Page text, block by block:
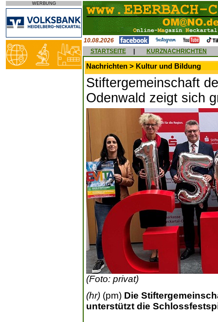
WERBUNG
10.08.2026
STARTSEITE
KURZNACHRICHTEN
Nachrichten > Kultur und Bildung
Stiftergemeinschaft
Odenwald zeigt sich
(Foto: privat)
(hr) (pm) Die
unterstützt die